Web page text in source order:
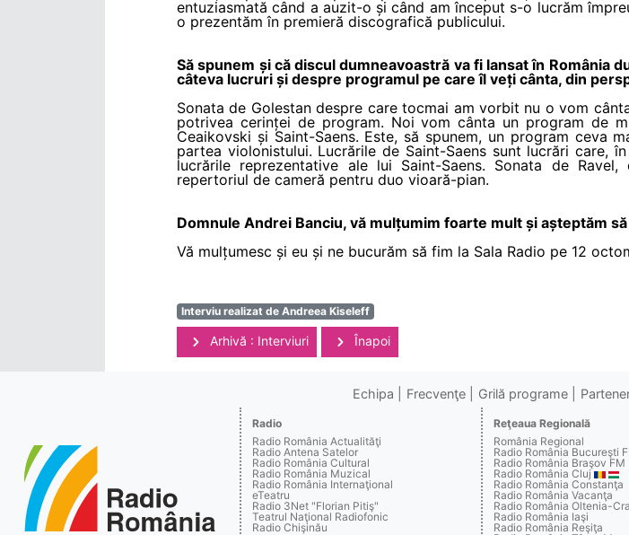
entuziasmată când a auzit-o și când am început s-o lucrăm
o prezentăm în premieră discografică publicului.
Să spunem și că discul dumneavoastră va fi lansat în România
câteva lucruri și despre programul pe care îl veți cânta, din
Sonata de Golestan despre care tocmai am vorbit nu o vom
potrivea cerinței de program. Noi vom cânta un program de
Ceaikovski și Saint-Saens. Este, să spunem, un program ceva
partea violonistului. Lucrările de Saint-Saens sunt lucrări care,
lucrările reprezentative ale lui Saint-Saens. Sonata de
repertoriul de cameră pentru duo vioară-pian.
Domnule Andrei Banciu, vă mulțumim foarte mult și așteptăm
Vă mulțumesc și eu și ne bucurăm să fim la Sala Radio pe 12
Interviu realizat de Andreea Kiseleff
Arhivă : Interviuri Înapoi
Echipa Frecvenţe Grilă programe
Radio
Radio România Actualităţi
Radio Antena Satelor
Radio România Cultural
Radio România Muzical
Radio România Internaţional
eTeatru
Radio 3Net "Florian Pitiş"
Teatrul Naţional Radiofonic
Radio Chişinău
Reţeaua Regională
România Regional
Radio România Bucureşti
Radio România Braşov FM
Radio România Cluj
Radio România Constanţa
Radio România Vacanţa
Radio România Oltenia-
Radio România Iaşi
Radio România Reşiţa